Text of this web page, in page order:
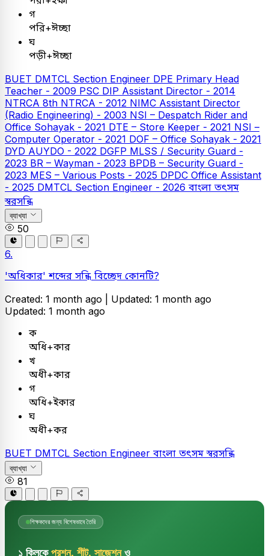
গ
পরি+ঈচ্ছা
ঘ
পড়ী+ঈচ্ছা
BUET DMTCL Section Engineer DPE Primary Head
Teacher - 2009 PSC DIP Assistant Director - 2014
NTRCA 8th NTRCA - 2012 NIMC Assistant Director
(Radio Engineering) - 2003 NSI – Despatch Rider and
Office Sohayak - 2021 DTE – Store Keeper - 2021 NSI –
Computer Operator - 2021 DOF – Office Sohayak - 2021
DYD AUYDO - 2022 DGFP MLSS / Security Guard -
2023 BR – Wayman - 2023 BPDB – Security Guard -
2023 MES – Various Posts - 2025 DPDC Office Assistant
- 2025 DMTCL Section Engineer - 2026 বাংলা তৎসম
স্বরসন্ধি
ব্যাখ্যা
50
6.
'অধিকার' শব্দের সন্ধি বিচ্ছেদ কোনটি?
Created: 1 month ago | Updated: 1 month ago
Updated: 1 month ago
ক
অধি+কার
খ
অধী+কার
গ
অধি+ইকার
ঘ
অধী+কর
BUET DMTCL Section Engineer বাংলা তৎসম স্বরসন্ধি
ব্যাখ্যা
81
শিক্ষকদের জন্য বিশেষভাবে তৈরি
১ ক্লিকে প্রশ্ন, শীট, সাজেশনও